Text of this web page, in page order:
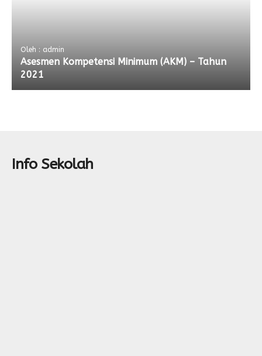
Oleh : admin
Asesmen Kompetensi Minimum (AKM) – Tahun
2021
Info Sekolah